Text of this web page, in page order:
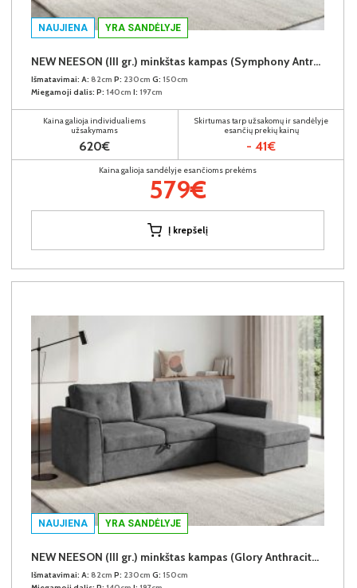
NAUJIENA YRA SANDĖLYJE
NEW NEESON (III gr.) minkštas kampas (Symphony Antracite-20)
Išmatavimai: A: 82cm P: 230cm G: 150cm
Miegamoji dalis: P: 140cm I: 197cm
Kaina galioja individualiems
užsakymams
620€
Skirtumas tarp užsakomų ir sandėlyje
esančių prekių kainų
- 41€
Kaina galioja sandėlyje esančioms prekėms
579€
Į krepšelį
NAUJIENA YRA SANDĖLYJE
NEW NEESON (III gr.) minkštas kampas (Glory Anthracite-18)
Išmatavimai: A: 82cm P: 230cm G: 150cm